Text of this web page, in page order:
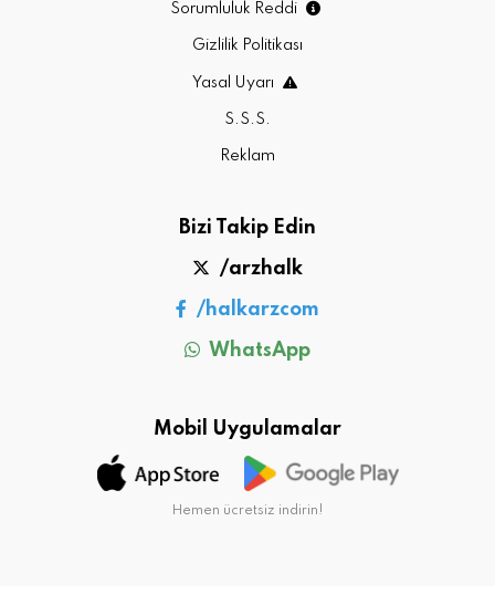
Sorumluluk Reddi
Gizlilik Politikası
Yasal Uyarı
S.S.S.
Reklam
Bizi Takip Edin
/arzhalk
/halkarzcom
WhatsApp
Mobil Uygulamalar
Hemen ücretsiz indirin!